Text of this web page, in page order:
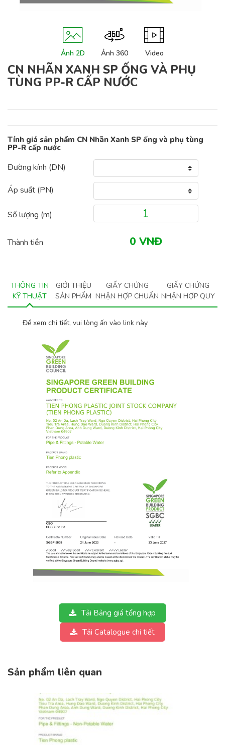
Ảnh 2D Ảnh 360 Video
CN NHÃN XANH SP ỐNG VÀ PHỤ
TÙNG PP-R CẤP NƯỚC
Tính giá sản phẩm CN Nhãn Xanh SP ống và phụ tùng
PP-R cấp nước
Đường kính (DN)
Áp suất (PN)
Số lượng (m)
Thành tiền
THÔNG TIN
KỸ THUẬT
GIỚI THIỆU
SẢN PHẨM
GIẤY CHỨNG
NHẬN HỢP CHUẨN
GIẤY CHỨNG
NHẬN HỢP QUY
Để xem chi tiết, vui lòng ấn vào link này
Tải Bảng giá tổng hợp
Tải Catalogue chi tiết
Sản phẩm liên quan